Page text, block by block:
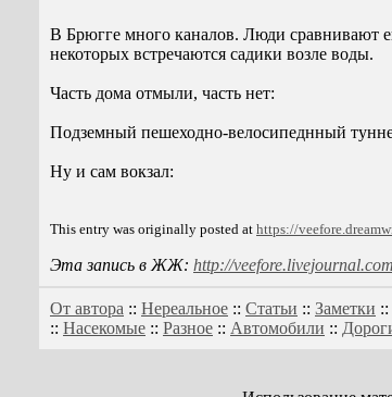
В Брюгге много каналов. Люди сравнивают
некоторых встречаются садики возле воды.
Часть дома отмыли, часть нет:
Подземный пешеходно-велосипеднный
Ну и сам вокзал:
This entry was originally posted at https://
Эта запись в ЖЖ: http://
От автора :: Нереальное :: Статьи :: Заметки ::
:: Насекомые :: Разное :: Автомобили ::